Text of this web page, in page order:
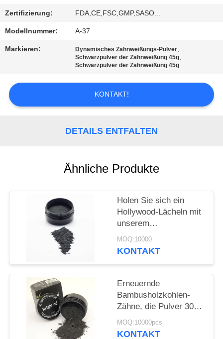
MIT
UNS
IN
VERBINDUNG
FORDERN
DATENSCHUTZ-
BESTIMMUNGEN
Zertifizierung: FDA,CE,FSC,GMP,SASO...
Modellnummer: A-37
Markieren: Dynamisches Zahnweißungs-Pulver,
Schwarzpulver der Zahnweißung 45g,
Schwarzpulver der Zahnweißung 45g
KONTAKT!
DETAILS ENTFALTEN
Ähnliche Produkte
Holen Sie sich ein
Hollywood-Lächeln mit
unserem
professionellen Stärke-
Bleichmittel-Pulver für
MOQ:10000
KONTAKT
Erneuernde
Bambusholzkohlen-
Zähne, die Pulver 30g
für Grundreinigung
erhellen
MOQ:10000pcs
KONTAKT